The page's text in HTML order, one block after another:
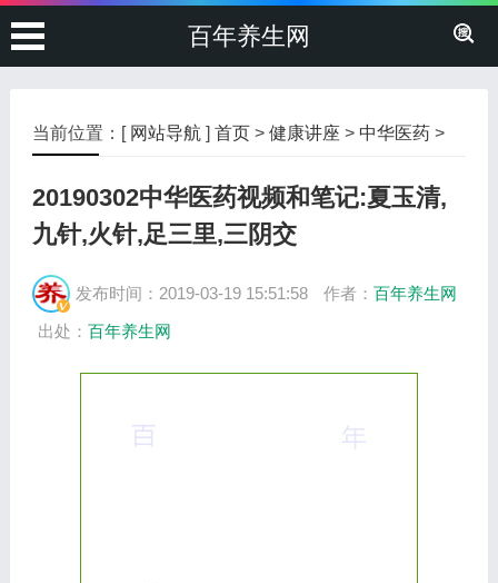
百年养生网
当前位置：[ 网站导航 ] 首页> 健康讲座 > 中华医药>
20190302中华医药视频和笔记:夏玉清,
九针,火针,足三里,三阴交
发布时间：2019-03-19 15:51:58 作者： 百年养生网
出处： 百年养生网